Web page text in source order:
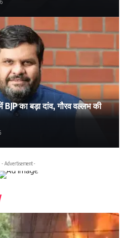
का बड़ा दांव, गौरव वल्लभ की
- Advertisement -